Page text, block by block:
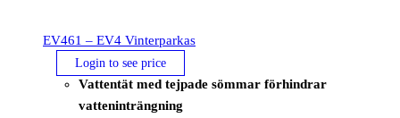
EV461 – EV4 Vinterparkas
Login to see price
Vattentät med tejpade sömmar förhindrar
vatteninträngning